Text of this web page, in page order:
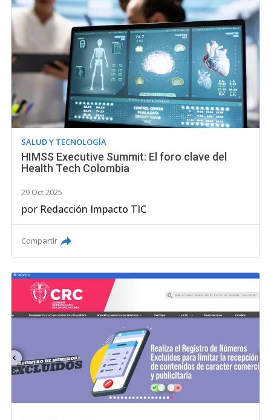
SALUD Y TECNOLOGÍA
HIMSS Executive Summit: El foro clave del
Health Tech Colombia
29 Oct 2025
por Redacción Impacto TIC
Compartir